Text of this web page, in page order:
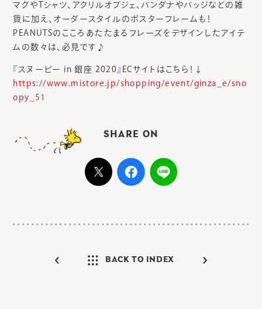
マグやTシャツ、アクリルオブジェ、バンダナやバッジなどの雑
貨に加え、オーダースタイルのポスターフレームも！
PEANUTSのこころあたたまるフレーズをデザインしたアイテ
ムの数々は、必見です♪
『スヌーピー in 銀座 2020』ECサイトはこちら！↓
https://www.mistore.jp/shopping/event/ginza_e/sno
opy_51
SHARE ON
BACK TO INDEX